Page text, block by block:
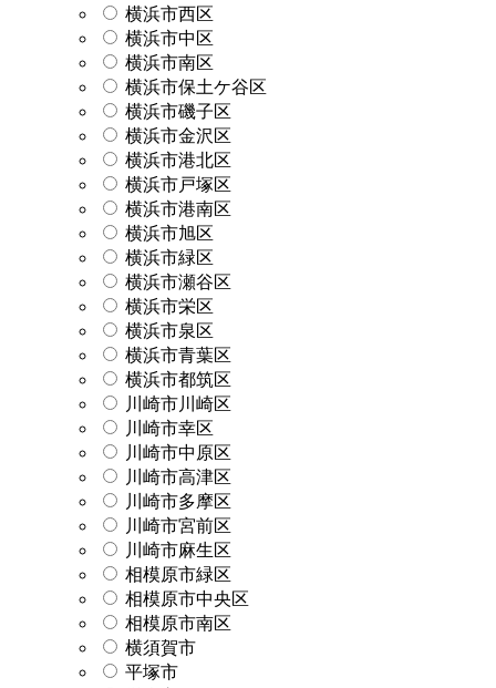
横浜市西区
横浜市中区
横浜市南区
横浜市保土ケ谷区
横浜市磯子区
横浜市金沢区
横浜市港北区
横浜市戸塚区
横浜市港南区
横浜市旭区
横浜市緑区
横浜市瀬谷区
横浜市栄区
横浜市泉区
横浜市青葉区
横浜市都筑区
川崎市川崎区
川崎市幸区
川崎市中原区
川崎市高津区
川崎市多摩区
川崎市宮前区
川崎市麻生区
相模原市緑区
相模原市中央区
相模原市南区
横須賀市
平塚市